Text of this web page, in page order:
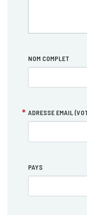
NOM COMPLET
ADRESSE EMAIL
PAYS